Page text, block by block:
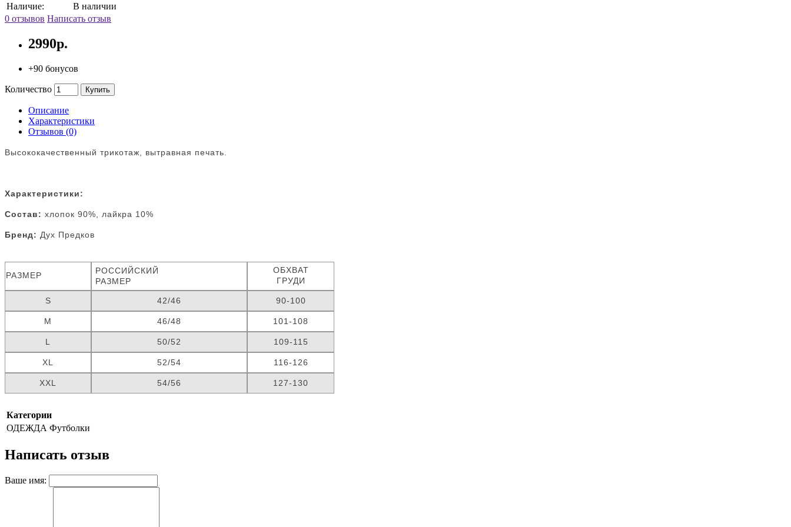
Наличие:
В наличии
0 отзывов Написать отзыв
2990р.
+90 бонусов
Количество Купить
Описание
Характеристики
Отзывов (0)
Высококачественный трикотаж, вытравная печать.
Характеристики:
Состав: хлопок 90%, лайкра 10%
Бренд: Дух Предков
РАЗМЕР
РОССИЙСКИЙ
РАЗМЕР
ОБХВАТ
ГРУДИ
S 42/46 90-100
M 46/48 101-108
L 50/52 109-115
XL 52/54 116-126
XXL 54/56 127-130
Категории
ОДЕЖДА Футболки
Написать отзыв
Ваше имя: